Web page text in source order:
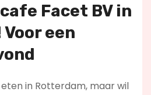
Facet BV in
een
in Rotterdam, maar wil